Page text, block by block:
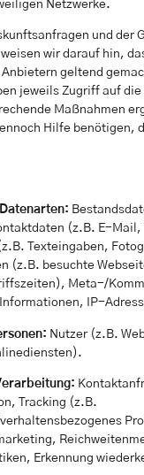
Netzwerke.
und der
wir darauf hin,
geltend
jeweils Zugriff auf die
Maßnahmen
Hilfe benötigen,
(z.B. E-Mail,
Texteingaben,
(z.B. besuchte
Meta-/
IP-
Nutzer (z.B.
Tracking (z.B.
Erkennung